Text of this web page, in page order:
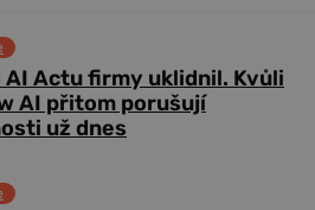
AI Actu firmy uklidnil. Kvůli
AI přitom porušují
už dnes